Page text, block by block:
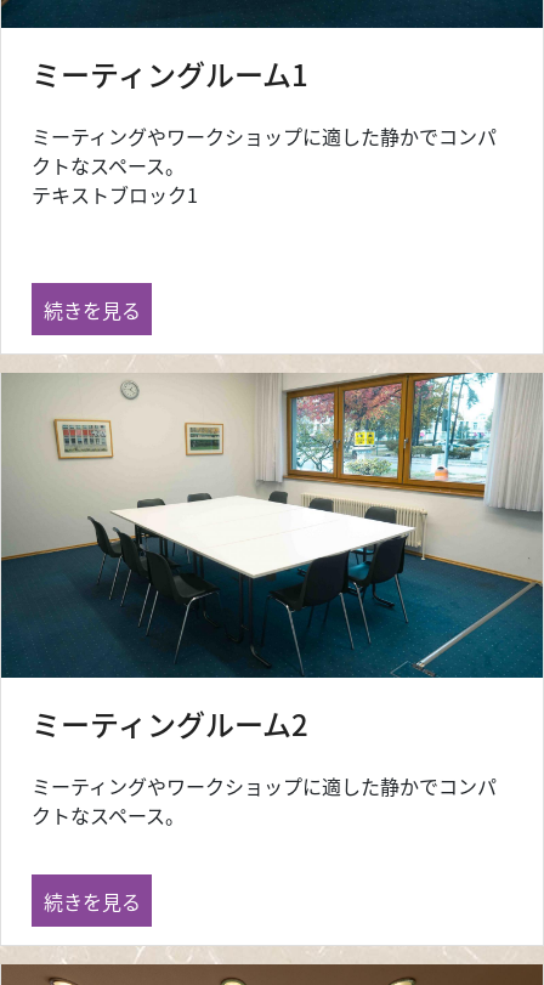
ミーティングルーム1
ミーティングやワークショップに適した静かでコンパ
クトなスペース。
テキストブロック1
ミーティングルーム1 の
続きを見る
ミーティングルーム2
ミーティングやワークショップに適した静かでコンパ
クトなスペース。
ミーティングルーム2 の
続きを見る